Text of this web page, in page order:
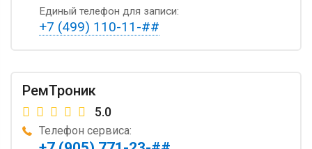
Единый телефон для записи:
+7 (499) 110-11-##
РемТроник
5.0
Телефон сервиса: